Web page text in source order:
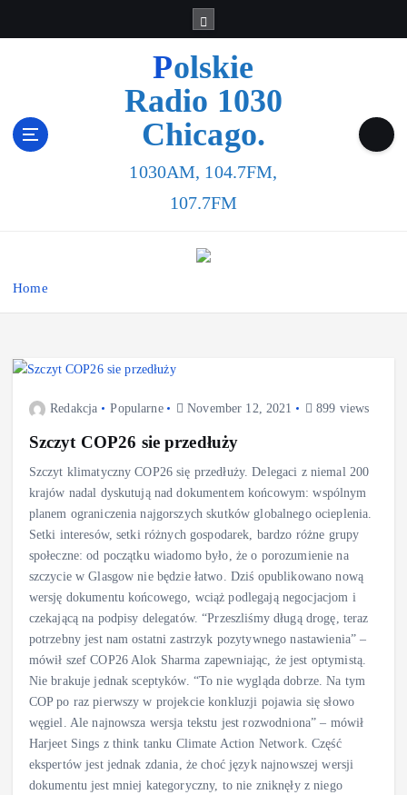
Polskie
Radio 1030
Chicago.
1030AM, 104.7FM,
107.7FM
Home
Redakcja Popularne November 12, 2021 899 views
Szczyt COP26 sie przedłuży
Szczyt klimatyczny COP26 się przedłuży. Delegaci z niemal 200
krajów nadal dyskutują nad dokumentem końcowym: wspólnym
planem ograniczenia najgorszych skutków globalnego ocieplenia.
Setki interesów, setki różnych gospodarek, bardzo różne grupy
społeczne: od początku wiadomo było, że o porozumienie na
szczycie w Glasgow nie będzie łatwo. Dziś opublikowano nową
wersję dokumentu końcowego, wciąż podlegają negocjacjom i
czekającą na podpisy delegatów. “Przeszliśmy długą drogę, teraz
potrzebny jest nam ostatni zastrzyk pozytywnego nastawienia” –
mówił szef COP26 Alok Sharma zapewniając, że jest optymistą.
Nie brakuje jednak sceptyków. “To nie wygląda dobrze. Na tym
COP po raz pierwszy w projekcie konkluzji pojawia się słowo
węgiel. Ale najnowsza wersja tekstu jest rozwodniona” – mówił
Harjeet Sings z think tanku Climate Action Network. Część
ekspertów jest jednak zdania, że choć język najnowszej wersji
dokumentu jest mniej kategoryczny, to nie zniknęły z niego